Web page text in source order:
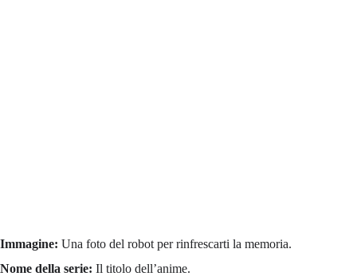
Immagine: Una foto del robot per rinfrescarti la memoria.
Nome della serie: Il titolo dell’anime.